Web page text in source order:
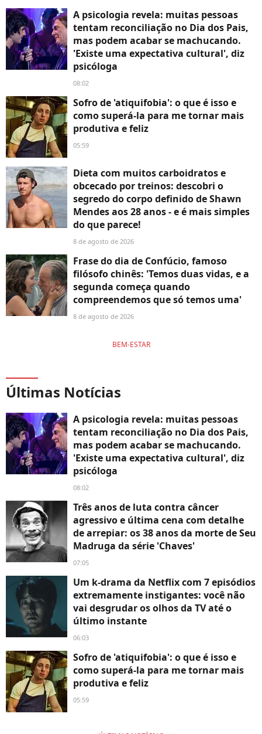
A psicologia revela: muitas pessoas
tentam reconciliação no Dia dos Pais,
mas podem acabar se machucando.
'Existe uma expectativa cultural', diz
psicóloga
08:02
Sofro de 'atiquifobia': o que é isso e
como superá-la para me tornar mais
produtiva e feliz
05:59
Dieta com muitos carboidratos e
obcecado por treinos: descobri o
segredo do corpo definido de Shawn
Mendes aos 28 anos - e é mais simples
do que parece!
8 de agosto de 2026
Frase do dia de Confúcio, famoso
filósofo chinês: 'Temos duas vidas, e a
segunda começa quando
compreendemos que só temos uma'
8 de agosto de 2026
BEM-ESTAR
Últimas Notícias
A psicologia revela: muitas pessoas
tentam reconciliação no Dia dos Pais,
mas podem acabar se machucando.
'Existe uma expectativa cultural', diz
psicóloga
08:02
Três anos de luta contra câncer
agressivo e última cena com detalhe
de arrepiar: os 38 anos da morte de Seu
Madruga da série 'Chaves'
07:05
Um k-drama da Netflix com 7 episódios
extremamente instigantes: você não
vai desgrudar os olhos da TV até o
último instante
06:03
Sofro de 'atiquifobia': o que é isso e
como superá-la para me tornar mais
produtiva e feliz
05:59